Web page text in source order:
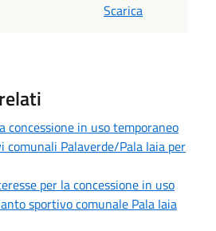
Scarica
concessione in uso temporaneo
Palaverde/Pala Iaia per
per la concessione in uso
sportivo comunale Pala Iaia